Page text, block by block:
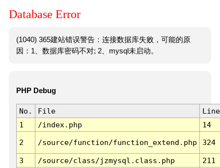
Database Error
(1040) 365建站错误警告：连接数据库失败，可能的原
因：1、数据库密码不对; 2、mysql未启动。
PHP Debug
No. File
Line
1
/index.php 14
2 /source/function/function_extend.php 324
3 /source/class/jzmysql.class.php
211